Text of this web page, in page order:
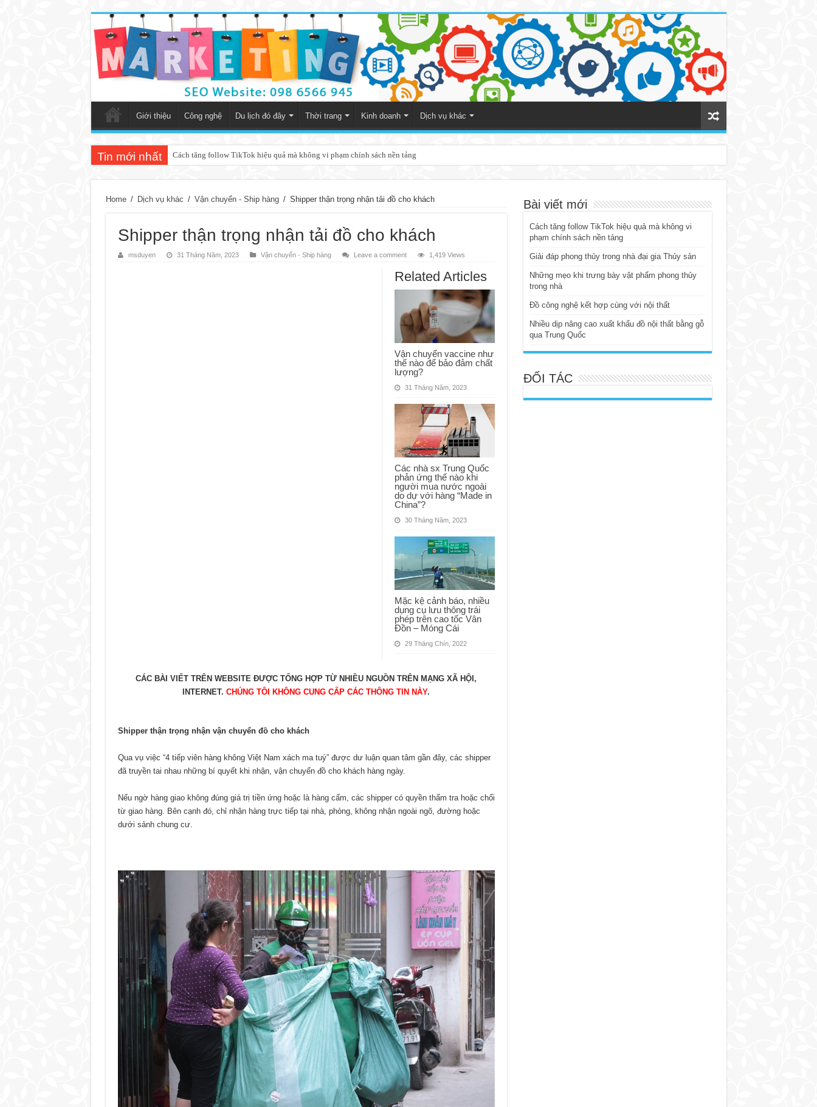
Giới thiệu Công nghệ Du lịch đó đây Thời trang Kinh doanh Dịch vụ khác
Tin mới nhất Giải đáp phong thủy trong nhà đại gia Thủy sản
Home / Dịch vụ khác / Vận chuyển - Ship hàng / Shipper thận trọng nhận tải đồ cho khách
Shipper thận trọng nhận tải đồ cho khách
msduyen 31 Tháng Năm, 2023 Vận chuyển - Ship hàng Leave a comment 1,419 Views
Related Articles
Vận chuyển vaccine như
thế nào để bảo đảm chất
lượng?
31 Tháng Năm, 2023
Các nhà sx Trung Quốc
phản ứng thế nào khi
người mua nước ngoài
do dự với hàng “Made in
China”?
30 Tháng Năm, 2023
Mặc kệ cảnh báo, nhiều
dụng cụ lưu thông trái
phép trên cao tốc Vân
Đồn – Móng Cái
29 Tháng Chín, 2022
CÁC BÀI VIẾT TRÊN WEBSITE ĐƯỢC TỔNG HỢP TỪ NHIỀU NGUỒN TRÊN MẠNG XÃ HỘI,
INTERNET. CHÚNG TÔI KHÔNG CUNG CẤP CÁC THÔNG TIN NÀY.
Shipper thận trọng nhận vận chuyển đồ cho khách
Qua vụ việc “4 tiếp viên hàng không Việt Nam xách ma tuý” được dư luận quan tâm gần đây, các shipper
đã truyền tai nhau những bí quyết khi nhận, vận chuyển đồ cho khách hàng ngày.
Nếu ngờ hàng giao không đúng giá trị tiền ứng hoặc là hàng cấm, các shipper có quyền thẩm tra hoặc chối
từ giao hàng. Bên cạnh đó, chỉ nhận hàng trực tiếp tại nhà, phòng, không nhận ngoài ngõ, đường hoặc
dưới sảnh chung cư.
Bài viết mới
Cách tăng follow TikTok hiệu quả mà không vi
phạm chính sách nền tảng
Giải đáp phong thủy trong nhà đại gia Thủy sản
Những mẹo khi trưng bày vật phẩm phong thủy
trong nhà
Đồ công nghệ kết hợp cùng với nội thất
Nhiều dịp nâng cao xuất khẩu đồ nội thất bằng gỗ
qua Trung Quốc
ĐỐI TÁC